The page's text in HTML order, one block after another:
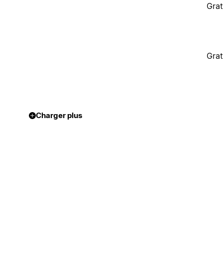
Charger plus